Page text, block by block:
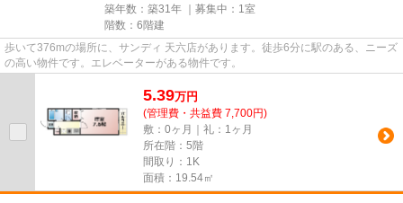
築年数：築31年 ｜募集中： 1室
階数：6階建
歩いて376mの場所に、サンディ 天六店があります。徒歩6分に駅のある、ニーズ
の高い物件です。エレベーターがある物件です。
5.39万円
(管理費・共益費 7,700円)
敷：0ヶ月｜礼：1ヶ月
所在階：5階
間取り：1K
面積：19.54㎡